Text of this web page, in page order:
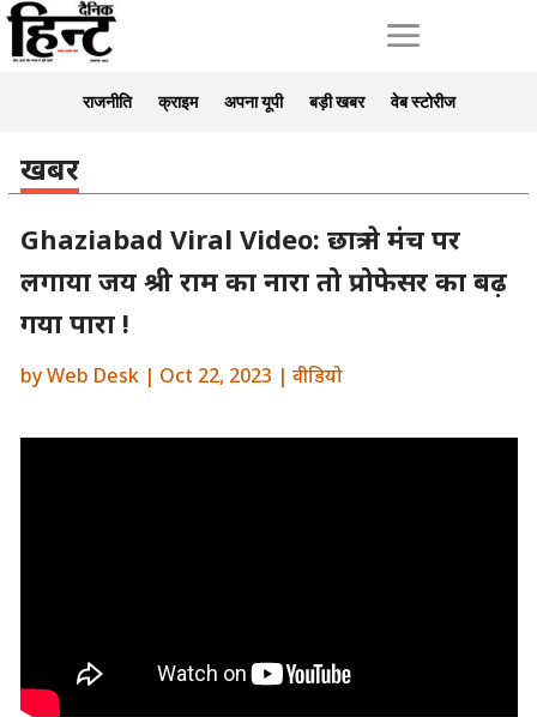
a
राजनीति क्राइम अपना यूपी बड़ी खबर वेब स्टोरीज
खबर
Ghaziabad Viral Video: छात्र ने मंच पर
लगाया जय श्री राम का नारा तो प्रोफेसर का बढ़
गया पारा !
byWeb Desk| Oct 22, 2023 | वीडियो